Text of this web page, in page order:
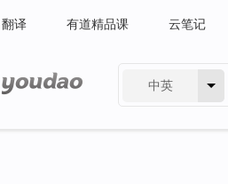
翻译 有道精品课 云笔记
中英